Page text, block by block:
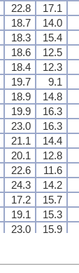
22.8
17.1
18.7
14.0
18.3
15.4
18.6
12.5
18.4
12.3
19.7
9.1
18.9
14.8
19.9
16.3
23.0
16.3
21.1
14.4
20.1
12.8
22.6
11.6
24.3
14.2
17.2
15.7
19.1
15.3
23.0
15.9
22.8
17.1
18.7
14.0
18.3
15.4
18.6
12.5
18.4
12.3
19.7
9.1
18.9
14.8
19.9
16.3
23.0
16.3
21.1
14.4
20.1
12.8
22.6
11.6
24.3
14.2
17.2
15.7
19.1
15.3
23.0
15.9
22.8
17.1
18.7
14.0
18.3
15.4
18.6
12.5
18.4
12.3
19.7
9.1
18.9
14.8
19.9
16.3
23.0
16.3
21.1
14.4
20.1
12.8
22.6
11.6
24.3
14.2
17.2
15.7
19.1
15.3
23.0
15.9
22.8
17.1
18.7
14.0
18.3
15.4
18.6
12.5
18.4
12.3
19.7
9.1
18.9
14.8
19.9
16.3
23.0
16.3
21.1
14.4
20.1
12.8
22.6
11.6
24.3
14.2
17.2
15.7
19.1
15.3
23.0
15.9